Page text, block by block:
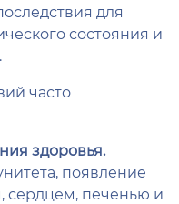
для
состояния и
часто
здоровья.
появление
печенью и